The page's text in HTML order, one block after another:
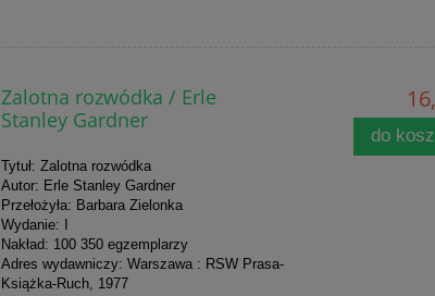
Zalotna rozwódka / Erle
Stanley Gardner
Tytuł: Zalotna rozwódka
Autor: Erle Stanley Gardner
Przełożyła: Barbara Zielonka
Wydanie: I
Nakład: 100 350 egzemplarzy
Adres wydawniczy: Warszawa : RSW Prasa-
Książka-Ruch, 1977
do